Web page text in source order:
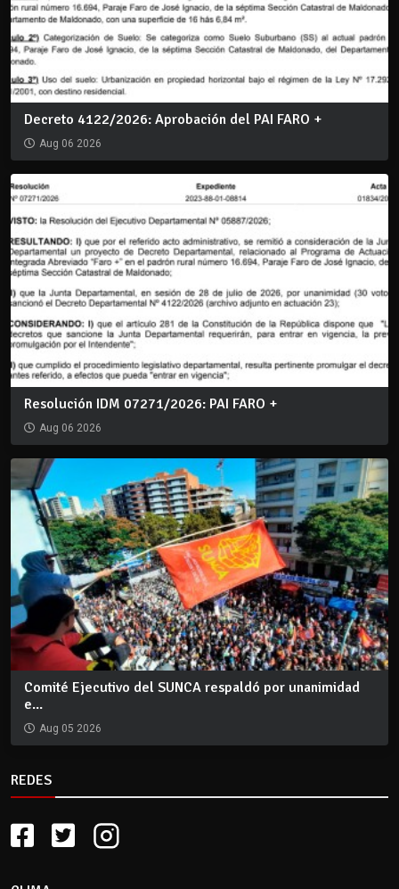
Decreto 4122/2026: Aprobación del PAI FARO +
Aug 06 2026
Resolución IDM 07271/2026: PAI FARO +
Aug 06 2026
Comité Ejecutivo del SUNCA respaldó por unanimidad
e...
Aug 05 2026
REDES